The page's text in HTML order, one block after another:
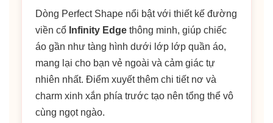
Dòng Perfect Shape nổi bật với thiết kế đường
viền cổ Infinity Edge thông minh, giúp chiếc
áo gần như tàng hình dưới lớp lớp quần áo,
mang lại cho bạn vẻ ngoài và cảm giác tự
nhiên nhất. Điểm xuyết thêm chi tiết nơ và
charm xinh xắn phía trước tạo nên tổng thể vô
cùng ngọt ngào.